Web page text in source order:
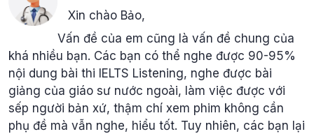
Xin chào Bảo,
Vấn đề của em cũng là vấn đề chung của
khá nhiều bạn. Các bạn có thể nghe được 90-95%
nội dung bài thi IELTS Listening, nghe được bài
giảng của giáo sư nước ngoài, làm việc được với
sếp người bản xứ, thậm chí xem phim không cần
phụ đề mà vẫn nghe, hiểu tốt. Tuy nhiên, các bạn lại